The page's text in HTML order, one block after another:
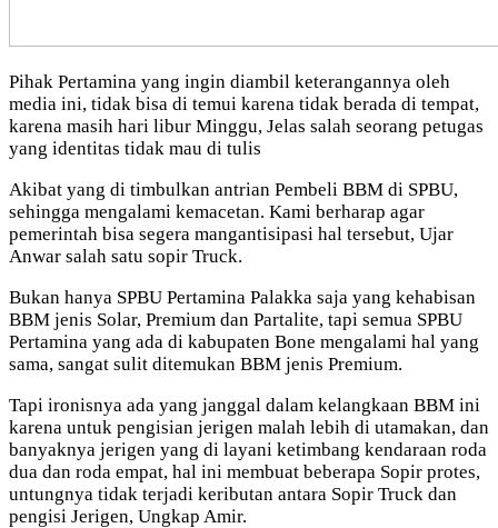
Pihak Pertamina yang ingin diambil keterangannya oleh
media ini, tidak bisa di temui karena tidak berada di tempat,
karena masih hari libur Minggu, Jelas salah seorang petugas
yang identitas tidak mau di tulis
Akibat yang di timbulkan antrian Pembeli BBM di SPBU,
sehingga mengalami kemacetan. Kami berharap agar
pemerintah bisa segera mangantisipasi hal tersebut, Ujar
Anwar salah satu sopir Truck.
Bukan hanya SPBU Pertamina Palakka saja yang kehabisan
BBM jenis Solar, Premium dan Partalite, tapi semua SPBU
Pertamina yang ada di kabupaten Bone mengalami hal yang
sama, sangat sulit ditemukan BBM jenis Premium.
Tapi ironisnya ada yang janggal dalam kelangkaan BBM ini
karena untuk pengisian jerigen malah lebih di utamakan, dan
banyaknya jerigen yang di layani ketimbang kendaraan roda
dua dan roda empat, hal ini membuat beberapa Sopir protes,
untungnya tidak terjadi keributan antara Sopir Truck dan
pengisi Jerigen, Ungkap Amir.